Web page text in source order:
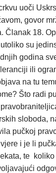
uoči
govor
Članak 18.
su
godina
ili
na tu
Što radi
sloboda,
pučkoj
i je li
te